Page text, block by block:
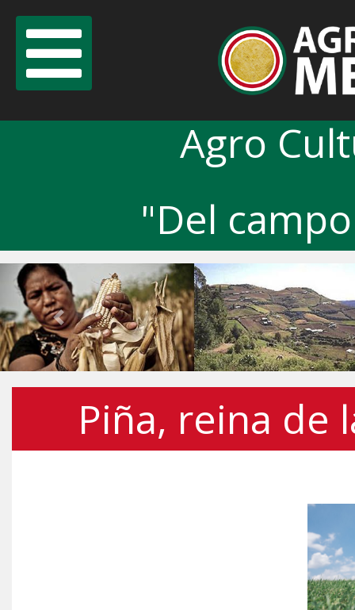
Agro
"Del
Previous
Piña, reina de